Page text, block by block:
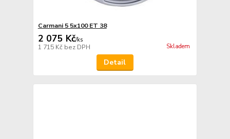
Carmani 5 5x100 ET 38
2 075 Kč/ks
1 715 Kč bez DPH Skladem
Detail